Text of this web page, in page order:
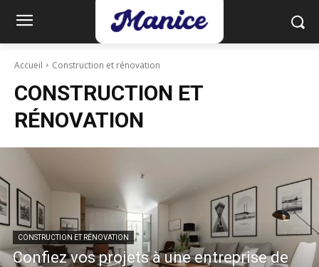
Accueil Construction et rénovation
CONSTRUCTION ET
RÉNOVATION
CONSTRUCTION ET RÉNOVATION
Confiez vos projets à une entreprise de